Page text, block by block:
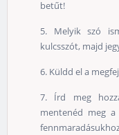
betűt!
5. Melyik szó
kulcsszót, majd
6. Küldd el a
7. Írd meg
mentenéd meg a